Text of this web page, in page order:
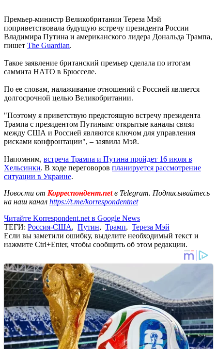
Премьер-министр Великобритании Тереза Мэй
поприветствовала будущую встречу президента России
Владимира Путина и американского лидера Дональда Трампа,
пишет The Guardian.
Такое заявление британский премьер сделала по итогам
саммита НАТО в Брюсселе.
По ее словам, налаживание отношений с Россией является
долгосрочной целью Великобритании.
"Поэтому я приветствую предстоящую встречу президента
Трампа с президентом Путиным: открытые каналы связи
между США и Россией являются ключом для управления
рисками конфронтации", – заявила Мэй.
Напомним, встреча Трампа и Путина пройдет 16 июля в
Хельсинки. В ходе переговоров планируется рассмотрение
ситуации в Украине.
Новости от Корреспондент.netв Telegram. Подписывайтесь
на наш канал https://t.me/korrespondentnet
Читайте Korrespondent.net в Google News
ТЕГИ: Россия-США, Путин, Трамп, Тереза Мэй
Если вы заметили ошибку, выделите необходимый текст и
нажмите Ctrl+Enter, чтобы сообщить об этом редакции.